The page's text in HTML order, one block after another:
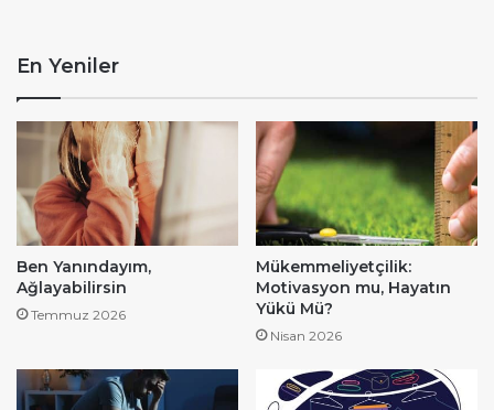
En Yeniler
Ben Yanındayım,
Ağlayabilirsin
Temmuz 2026
Mükemmeliyetçilik:
Motivasyon mu, Hayatın
Yükü Mü?
Nisan 2026